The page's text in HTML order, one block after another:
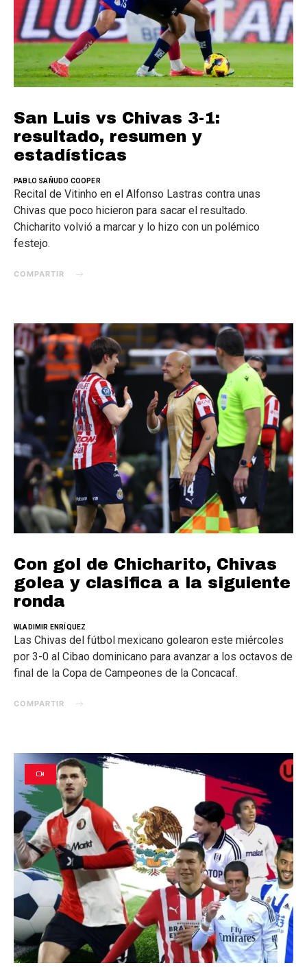
San Luis vs Chivas 3-1:
resultado, resumen y
estadísticas
PABLO SAÑUDO COOPER
Recital de Vitinho en el Alfonso Lastras contra unas
Chivas que poco hicieron para sacar el resultado.
Chicharito volvió a marcar y lo hizo con un polémico
festejo.
COMPARTIR
Con gol de Chicharito, Chivas
golea y clasifica a la siguiente
ronda
WLADIMIR ENRÍQUEZ
Las Chivas del fútbol mexicano golearon este miércoles
por 3-0 al Cibao dominicano para avanzar a los octavos de
final de la Copa de Campeones de la Concacaf.
COMPARTIR